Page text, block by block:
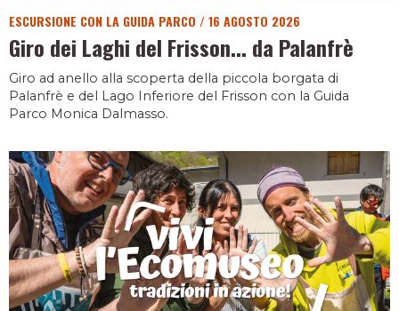
ESCURSIONE CON LA GUIDA PARCO /16 AGOSTO 2026
Giro dei Laghi del Frisson... da Palanfrè
Giro ad anello alla scoperta della piccola borgata di
Palanfrè e del Lago Inferiore del Frisson con la Guida
Parco Monica Dalmasso.